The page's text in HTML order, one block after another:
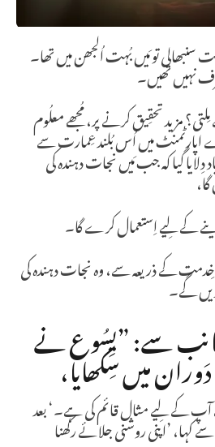
تو مَیں بُہت اُلجھن میں تھا۔
نہیں تھیں۔
مزید تحقِیق کرنے پر، مُجھے معلُوم
اپارٹمنٹ میں اُس بُلند عِمارت سے
گیا کہ جب مَیں نجات دہندہ کی
کے لِیے اِستعمال کرے گا۔
کے ذریعہ سے، وہ نجات دہندہ کی
گے۔
سے: ”یِسُوع نے
میں سِکھایا،
آپ کے لِیے مثال قائم کی ہے۔‘ بعد
’اپنی روشنی جلائے رکھنا